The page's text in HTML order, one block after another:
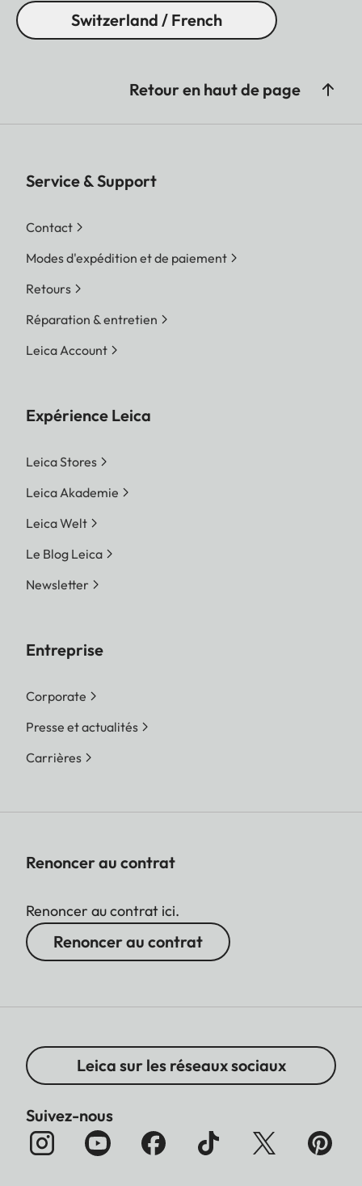
Switzerland / French
Retour en haut de page
Service & Support
Contact
Modes d'expédition et de paiement
Retours
Réparation & entretien
Leica Account
Expérience Leica
Leica Stores
Leica Akademie
Leica Welt
Le Blog Leica
Newsletter
Entreprise
Corporate
Presse et actualités
Carrières
Renoncer au contrat
Renoncer au contrat ici.
Renoncer au contrat
Leica sur les réseaux sociaux
Suivez-nous